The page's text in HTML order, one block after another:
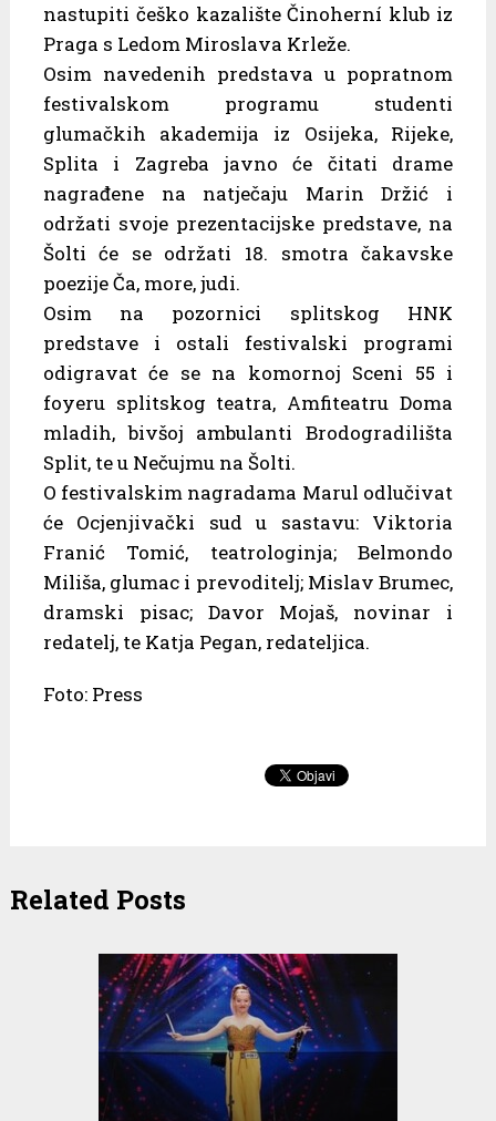
nastupiti češko kazalište Činoherní klub iz
Praga s Ledom Miroslava Krleže.
Osim navedenih predstava u popratnom
festivalskom programu studenti
glumačkih akademija iz Osijeka, Rijeke,
Splita i Zagreba javno će čitati drame
nagrađene na natječaju Marin Držić i
održati svoje prezentacijske predstave, na
Šolti će se održati 18. smotra čakavske
poezije Ča, more, judi.
Osim na pozornici splitskog HNK
predstave i ostali festivalski programi
odigravat će se na komornoj Sceni 55 i
foyeru splitskog teatra, Amfiteatru Doma
mladih, bivšoj ambulanti Brodogradilišta
Split, te u Nečujmu na Šolti.
O festivalskim nagradama Marul odlučivat
će Ocjenjivački sud u sastavu: Viktoria
Franić Tomić, teatrologinja; Belmondo
Miliša, glumac i prevoditelj; Mislav Brumec,
dramski pisac; Davor Mojaš, novinar i
redatelj, te Katja Pegan, redateljica.
Foto: Press
Related Posts